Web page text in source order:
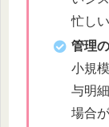
忙し
管理
小規
与明
場合